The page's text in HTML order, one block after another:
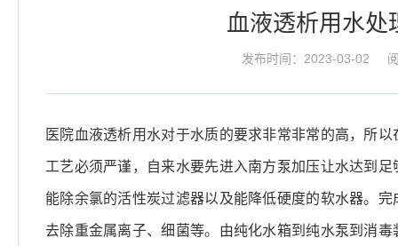
血液透析用水处
发布时间：2023-03-02
医院血液透析用水对于水质的要求非常非常的高，所
工艺必须严谨，自来水要先进入南方泵加压让水达到
能除余氯的活性炭过滤器以及能降低硬度的软水器。
去除重金属离子、细菌等。由纯化水箱到纯水泵到消